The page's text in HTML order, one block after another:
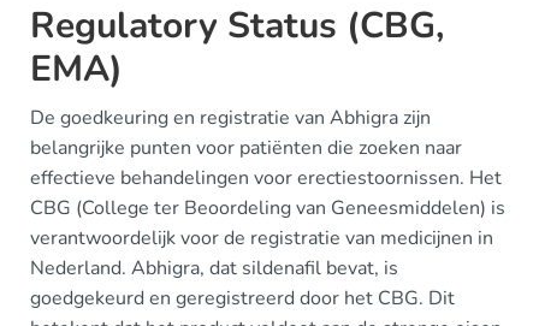
Regulatory Status (CBG,
EMA)
De goedkeuring en registratie van Abhigra zijn
belangrijke punten voor patiënten die zoeken naar
effectieve behandelingen voor erectiestoornissen. Het
CBG (College ter Beoordeling van Geneesmiddelen) is
verantwoordelijk voor de registratie van medicijnen in
Nederland. Abhigra, dat sildenafil bevat, is
goedgekeurd en geregistreerd door het CBG. Dit